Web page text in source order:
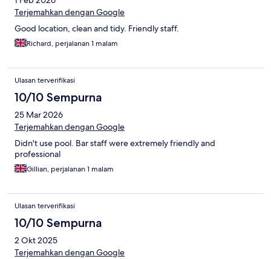
Terjemahkan dengan Google
Good location, clean and tidy. Friendly staff.
Richard, perjalanan 1 malam
Ulasan terverifikasi
10/10 Sempurna
25 Mar 2026
Terjemahkan dengan Google
Didn't use pool. Bar staff were extremely friendly and
professional
Gillian, perjalanan 1 malam
Ulasan terverifikasi
10/10 Sempurna
2 Okt 2025
Terjemahkan dengan Google